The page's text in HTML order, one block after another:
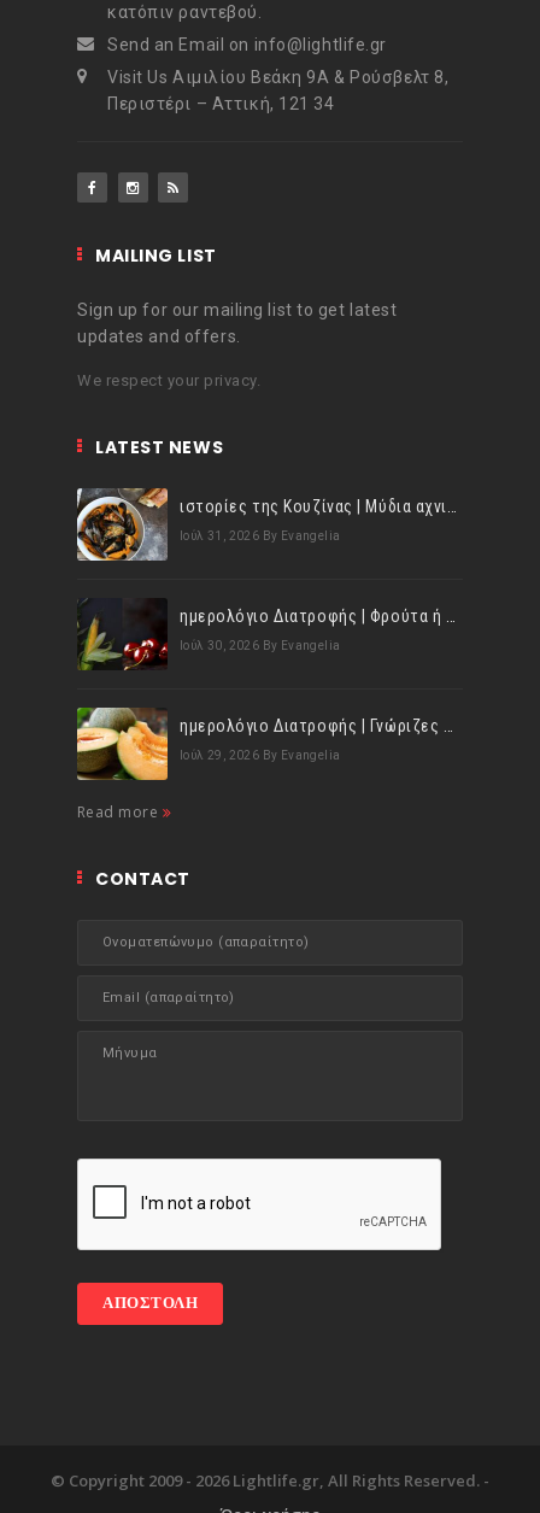
κατόπιν ραντεβού.
Send an Email on info@lightlife.gr
Visit Us Αιμιλίου Βεάκη 9Α & Ρούσβελτ 8,
Περιστέρι – Αττική, 121 34
MAILING LIST
Sign up for our mailing list to get latest
updates and offers.
We respect your privacy.
LATEST NEWS
Ιούλ 31, 2026 By Evangelia
Ιούλ 30, 2026 By Evangelia
Ιούλ 29, 2026 By Evangelia
Read more
CONTACT
© Copyright 2009 - 2026 Lightlife.gr, All Rights Reserved. -